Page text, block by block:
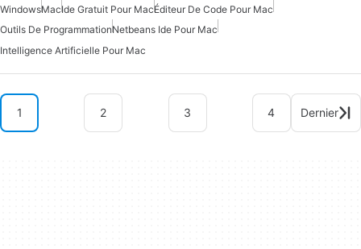
WindowsMacIde Gratuit Pour MacÉditeur De Code Pour Mac
Outils De ProgrammationNetbeans Ide Pour Mac
Intelligence Artificielle Pour Mac
1 2 3 4 Dernier